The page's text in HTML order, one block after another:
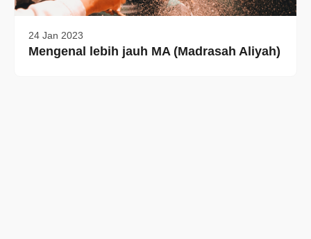
24 Jan 2023
Mengenal lebih jauh MA (Madrasah Aliyah)